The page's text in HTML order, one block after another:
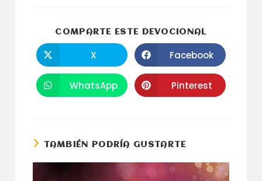
COMPARTE ESTE DEVOCIONAL
abre
en
una
nueva
ventana
X Se
abre
en
una
nueva
ventana
Facebook
Se
abre
WhatsApp Se
abre
Pinterest
TAMBIÉN PODRÍA GUSTARTE